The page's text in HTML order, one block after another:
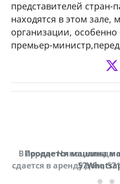
представителей стран-
находятся в этом зале,
организации,
премьер-
В городе Ниноцминда
cдается в аренду дом,
Продается машина